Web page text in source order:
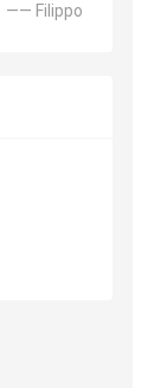
—— Filippo